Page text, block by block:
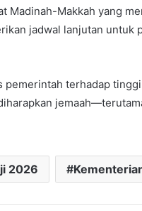
Madinah-Makkah yang
jadwal lanjutan untuk
terhadap
2026